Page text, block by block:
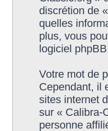
discrétion de
quelles
plus, vous
logiciel
Votre mot de
Cependant, il
sites internet
sur « Calibra-
personne